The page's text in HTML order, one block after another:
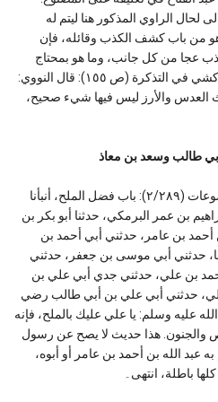
لحال الراوي المذكور هنا ليتم له
من باب كشف الكذب وقائله، فإن
عجا من كل جانب، وما هو بمحتاج
للبحث عن سنده، انتهى. وقال الزركشي في التذكرة (ص ١٥٥): قال النووي:
العدس والأرز ليس فيها شيء صحيح،
طالب وسعد بن معاذ
٣ و ٤) وقال ابن الجوزي في الموضوعات (٢/٢٨٩): باب فضل الملح، أنبأنا
بن عمر البرمكي، حدثنا أبو بكر بن
أحمد بن عامر، حدثني أبي أحمد بن
حدثني أبي موسى بن جعفر، حدثني
بن علي، حدثني جدي أبي علي بن
حدثني أبي علي بن أبي طالب رضي
عليه وسلم: يا علي عليك بالملح، فإنه
والجنون. هذا حديث لا يصح عن رسول
عبد الله بن أحمد بن عامر أو أبوه،
باطلة، انتهى۔